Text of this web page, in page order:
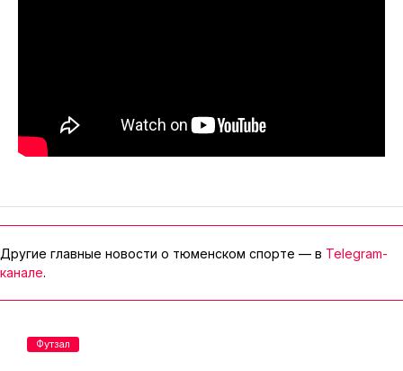
Другие главные новости о тюменском спорте — в Telegram-
канале.
Футзал